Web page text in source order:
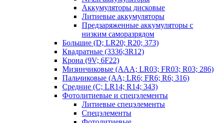
Аккумуляторы дисковые
Литиевые аккумуляторы
Предзаряженные аккумуляторы с
низким саморазрядом
Большие (D; LR20; R20; 373)
Квадратные (3336;3R12)
Крона (9V; 6F22)
Мизинчиковые (AAA; LR03; FR03; R03; 286)
Пальчиковые (AA; LR6; FR6; R6; 316)
Средние (C; LR14; R14; 343)
Фотолитиевые и спецэлементы
Литиевые спецэлементы
Спецэлементы